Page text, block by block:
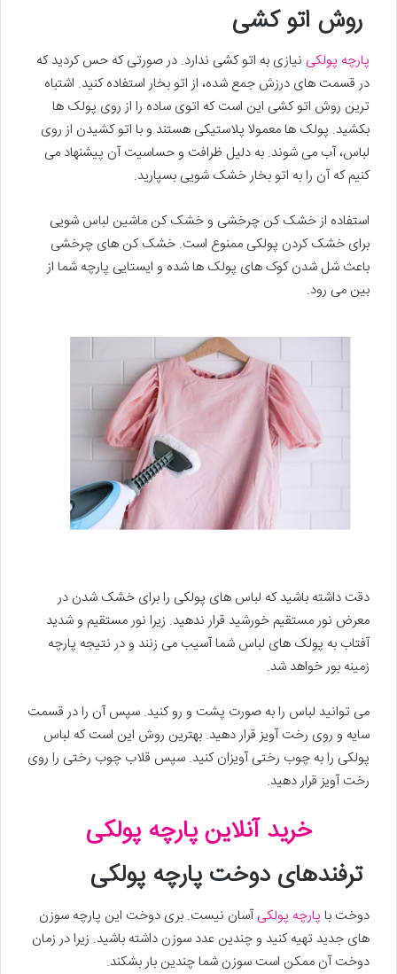
روش اتو کشی
پارچه پولکی نیازی به اتو کشی ندارد. در صورتی که حس کردید که
در قسمت های درزش جمع شده، از اتو بخار استفاده کنید. اشتباه
ترین روش اتو کشی این است که اتوی ساده را از روی پولک ها
بکشید. پولک ها معمولا پلاستیکی هستند و با اتو کشیدن از روی
لباس، آب می شوند. به دلیل ظرافت و حساسیت آن پیشنهاد می
کنیم که آن را به اتو بخار خشک شویی بسپارید.
استفاده از خشک کن چرخشی و خشک کن ماشین لباس شویی
برای خشک کردن پولکی ممنوع است. خشک کن های چرخشی
باعث شل شدن کوک های پولک ها شده و ایستایی پارچه شما از
بین می رود.
دقت داشته باشید که لباس های پولکی را برای خشک شدن در
معرض نور مستقیم خورشید قرار ندهید. زیرا نور مستقیم و شدید
آفتاب به پولک های لباس شما آسیب می زنند و در نتیجه پارچه
زمینه بور خواهد شد.
می توانید لباس را به صورت پشت و رو کنید. سپس آن را در قسمت
سایه و روی رخت آویز قرار دهید. بهترین روش این است که لباس
پولکی را به چوب رختی آویزان کنید. سپس قلاب چوب رختی را روی
رخت آویز قرار دهید.
خرید آنلاین پارچه پولکی
ترفندهای دوخت پارچه پولکی
دوخت با پارچه پولکیآسان نیست. بری دوخت این پارچه سوزن
های جدید تهیه کنید و چندین عدد سوزن داشته باشید. زیرا در زمان
دوخت آن ممکن است سوزن شما چندین بار بشکند.